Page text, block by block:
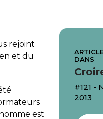
rejoint
et du
est
DANS
#121 -
2013